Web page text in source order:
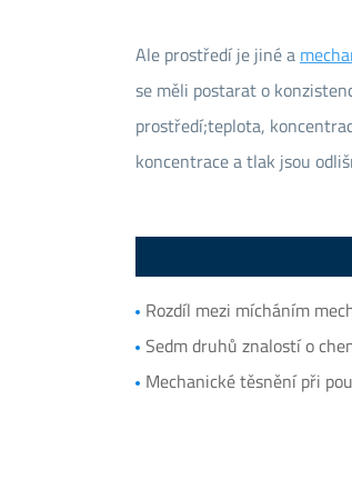
Ale prostředí je jiné a
se měli postarat o
prostředí;teplota,
koncentrace a tlak jsou
Sedm druhů znalostí o